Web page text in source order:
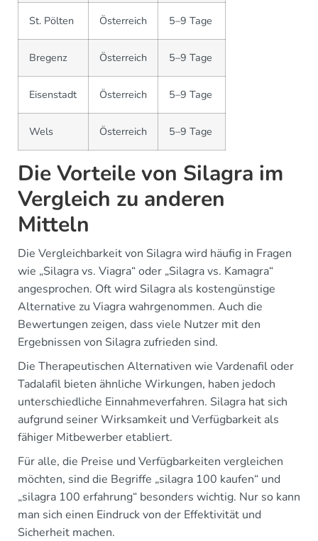
St. Pölten Österreich 5–9 Tage
Bregenz Österreich 5–9 Tage
Eisenstadt Österreich 5–9 Tage
Wels Österreich 5–9 Tage
Die Vorteile von Silagra im
Vergleich zu anderen
Mitteln
Die Vergleichbarkeit von Silagra wird häufig in Fragen
wie „Silagra vs. Viagra“ oder „Silagra vs. Kamagra“
angesprochen. Oft wird Silagra als kostengünstige
Alternative zu Viagra wahrgenommen. Auch die
Bewertungen zeigen, dass viele Nutzer mit den
Ergebnissen von Silagra zufrieden sind.
Die Therapeutischen Alternativen wie Vardenafil oder
Tadalafil bieten ähnliche Wirkungen, haben jedoch
unterschiedliche Einnahmeverfahren. Silagra hat sich
aufgrund seiner Wirksamkeit und Verfügbarkeit als
fähiger Mitbewerber etabliert.
Für alle, die Preise und Verfügbarkeiten vergleichen
möchten, sind die Begriffe „silagra 100 kaufen“ und
„silagra 100 erfahrung“ besonders wichtig. Nur so kann
man sich einen Eindruck von der Effektivität und
Sicherheit machen.